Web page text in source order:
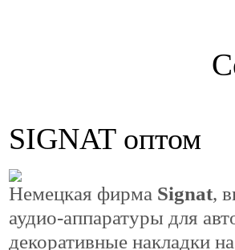
SIGNAT оптом
Немецкая фирма Signat,
аудио-аппаратуры для
декоративные накладки